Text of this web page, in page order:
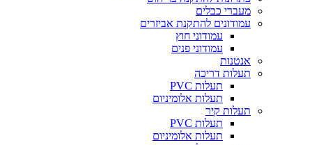
מעברי כבלים
עמודונים להתקנת אביזרים
עמודוני חוץ
עמודוני פנים
אנטנות
תעלות דריכה
תעלות PVC
תעלות אלומיניום
תעלות קיר
תעלות PVC
תעלות אלומיניום